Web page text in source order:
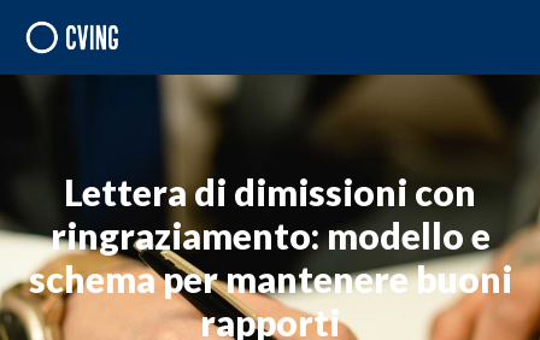
Lettera di dimissioni con
ringraziamento: modello e
schema per mantenere buoni
rapporti